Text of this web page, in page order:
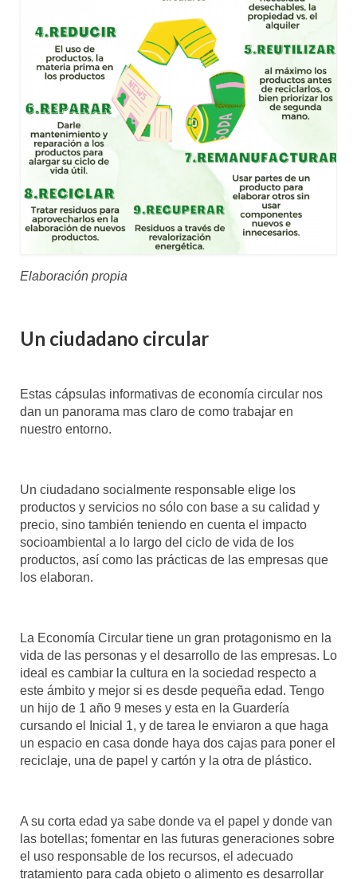
Elaboración propia
Un ciudadano circular
Estas cápsulas informativas de economía circular nos
dan un panorama mas claro de como trabajar en
nuestro entorno.
Un ciudadano socialmente responsable elige los
productos y servicios no sólo con base a su calidad y
precio, sino también teniendo en cuenta el impacto
socioambiental a lo largo del ciclo de vida de los
productos, así como las prácticas de las empresas que
los elaboran.
La Economía Circular tiene un gran protagonismo en la
vida de las personas y el desarrollo de las empresas. Lo
ideal es cambiar la cultura en la sociedad respecto a
este ámbito y mejor si es desde pequeña edad. Tengo
un hijo de 1 año 9 meses y esta en la Guardería
cursando el Inicial 1, y de tarea le enviaron a que haga
un espacio en casa donde haya dos cajas para poner el
reciclaje, una de papel y cartón y la otra de plástico.
A su corta edad ya sabe donde va el papel y donde van
las botellas; fomentar en las futuras generaciones sobre
el uso responsable de los recursos, el adecuado
tratamiento para cada objeto o alimento es desarrollar